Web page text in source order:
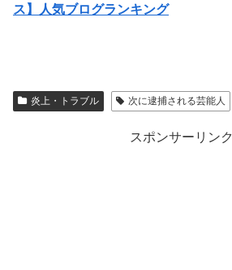
ス】人気ブログランキング
炎上・トラブル 次に逮捕される芸能人
スポンサーリンク